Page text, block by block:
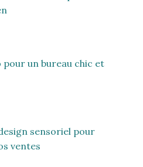
pour un bureau chic et
sensoriel pour
ventes